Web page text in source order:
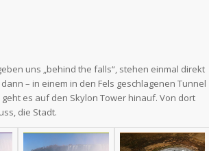
uns „behind the falls“, stehen einmal direkt
– in einem in den Fels geschlagenen Tunnel
es auf den Skylon Tower hinauf. Von dort
die Stadt.